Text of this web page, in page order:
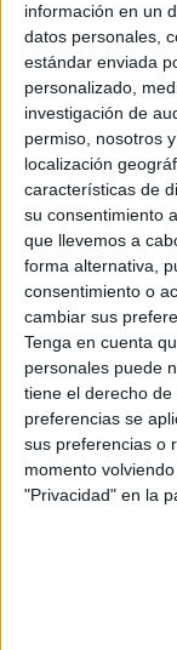
información en un
datos personales,
estándar enviada
personalizado,
investigación de
permiso, nosotros
localización
características de
su consentimiento
que llevemos a
forma alternativa,
consentimiento o
cambiar sus
Tenga en cuenta
personales puede
tiene el derecho
preferencias se
sus preferencias o
momento
"Privacidad" en la
Sobre ti
Soy:*
Chico
Chica
¿En qué año
Soy estudiante
Términos
Aceptolos